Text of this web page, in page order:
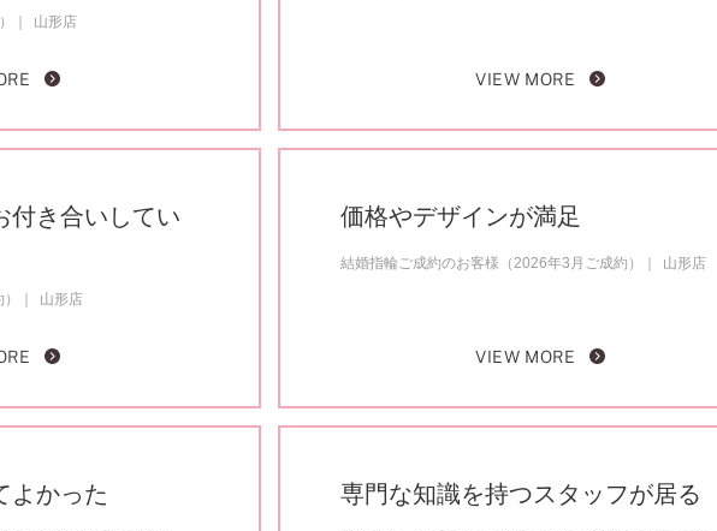
山形店
VIEW MORE
付き合いしてい
山形店
価格やデザインが満足
結婚指輪ご成約のお客様（2026年3月ご成約） 山形店
VIEW MORE
よかった 専門な知識を持つスタッフが居る